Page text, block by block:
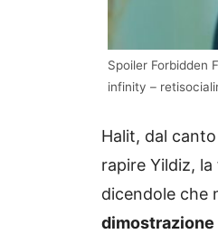
Spoiler Forbidden
infinity –
Halit, dal
rapire Yildiz,
dicendole che
dimostrazione